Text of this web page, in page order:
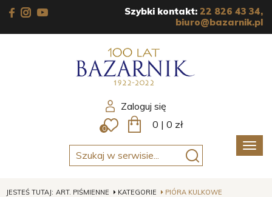
Szybki kontakt: 22 826 43 34,
biuro@bazarnik.pl
Zaloguj się
0 0 | 0 zł
JESTEŚ TUTAJ: ART. PIŚMIENNE KATEGORIE PIÓRA KULKOWE